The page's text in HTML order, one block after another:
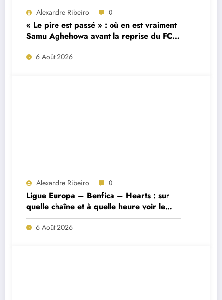
Alexandre Ribeiro 0
« Le pire est passé » : où en est vraiment
Samu Aghehowa avant la reprise du FC
Porto ?
6 Août 2026
Alexandre Ribeiro 0
Ligue Europa – Benfica – Hearts : sur
quelle chaîne et à quelle heure voir le
match ?
6 Août 2026